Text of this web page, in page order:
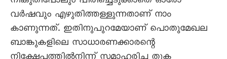
വർഷവും എഴുതിത്തള്ളുന്നതാണ് നാം
കാണുന്നത്. ഇതിനുപുറമേയാണ് പൊതുമേഖല
ബാങ്കുകളിലെ സാധാരണക്കാരന്റെ